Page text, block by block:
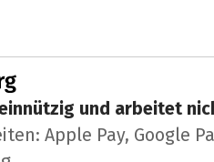
und arbeitet
Apple Pay, Google